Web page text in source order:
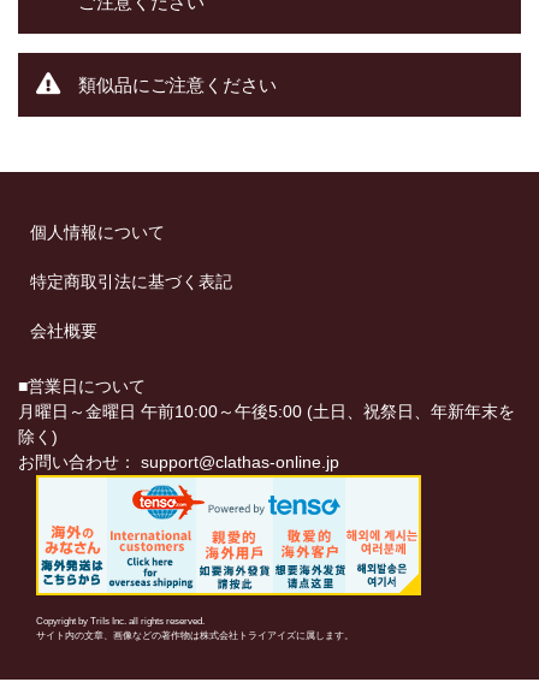
類似品にご注意ください
個人情報について
特定商取引法に基づく表記
会社概要
■営業日について
月曜日～金曜日 午前10:00～午後5:00 (土日、祝祭日、年新年末を
除く)
お問い合わせ： support@clathas-online.jp
Copyright by TriIs Inc. all rights reserved.
サイト内の文章、画像などの著作物は株式会社トライアイズに属します。